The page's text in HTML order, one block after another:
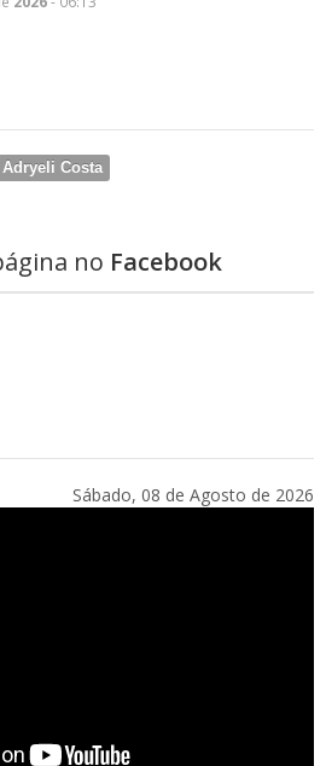
Adryeli Costa
no Facebook
Sábado, 08 de Agosto de 2026